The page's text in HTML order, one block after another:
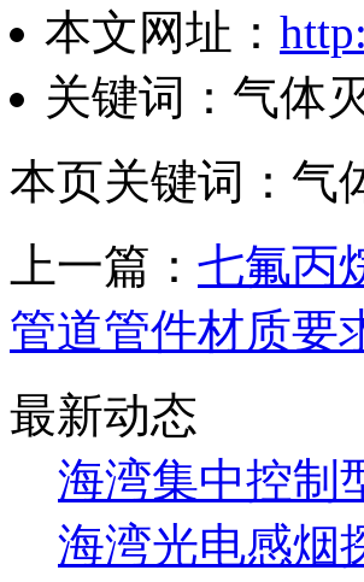
本文网址：
关键词：气体
本页关键词：气
上一篇： 七氟丙
管道管件材质要
最新动态
海湾集中控制
海湾光电感烟